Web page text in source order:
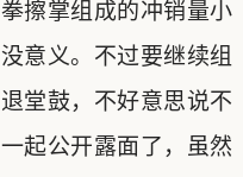
擦掌组成的冲销量小
意义。不过要继续组
堂鼓，不好意思说不
起公开露面了，虽然